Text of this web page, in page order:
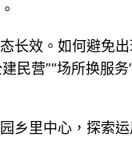
长效。如何避免
建民营”“场所换服
乡里中心，探索